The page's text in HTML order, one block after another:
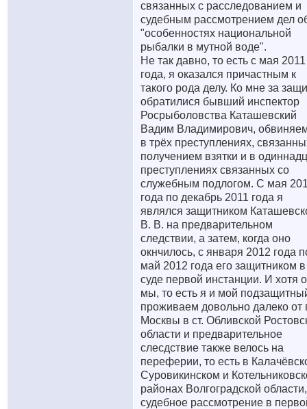
связанных с расследованием и
судебным рассмотрением дел
"особенностях национальной
рыбалки в мутной воде".
Не так давно, то есть с мая 2011
года, я оказался причастным к
такого рода делу. Ко мне за
обратилися бывший инспектор
Росрыболовства Каташевский
Вадим Владимирович,
в трёх преступлениях,
получением взятки и в
преступлениях связанных со
служебным подлогом. С мая
года по декабрь 2011 года я
являлся защитником
В. В. на предварительном
следствии, а затем, когда оно
окнчилось, с января 2012 года
май 2012 года его защитником в
суде первой инстанции. И хотя
мы, то есть я и мой
проживаем довольно далеко от
Москвы в ст. Обливской
области и предварительное
слесдствие также велось на
переферии, то есть в
Суровикинском и
районах Волгоградской
судебное рассмотрение в